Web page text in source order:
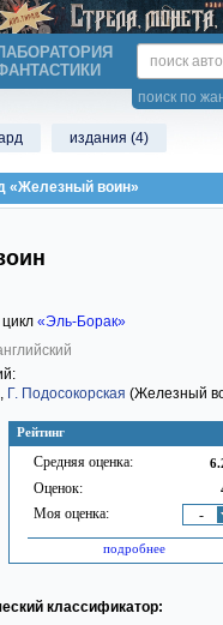
поиск по
издания (4)
«Железный воин»
Рейтинг
Средняя оценка:
Оценок:
Моя оценка: -
подробнее
цикл «Эль-Борак»
, Г. Подосокорская (Железный
классификатор: